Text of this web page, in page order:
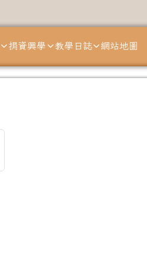
捐資興學 教學日誌 網站地圖